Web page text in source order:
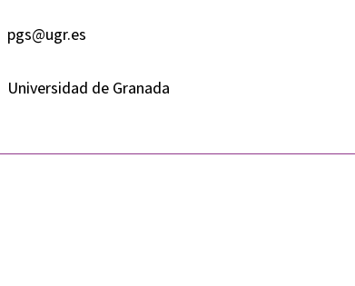
pgs@ugr.es
Universidad de Granada